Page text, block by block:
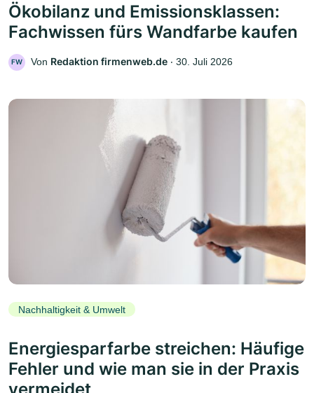
Ökobilanz und Emissionsklassen:
Fachwissen fürs Wandfarbe kaufen
FW Von Redaktion firmenweb.de ‧ 30. Juli 2026
Nachhaltigkeit & Umwelt
Energiesparfarbe streichen: Häufige
Fehler und wie man sie in der Praxis